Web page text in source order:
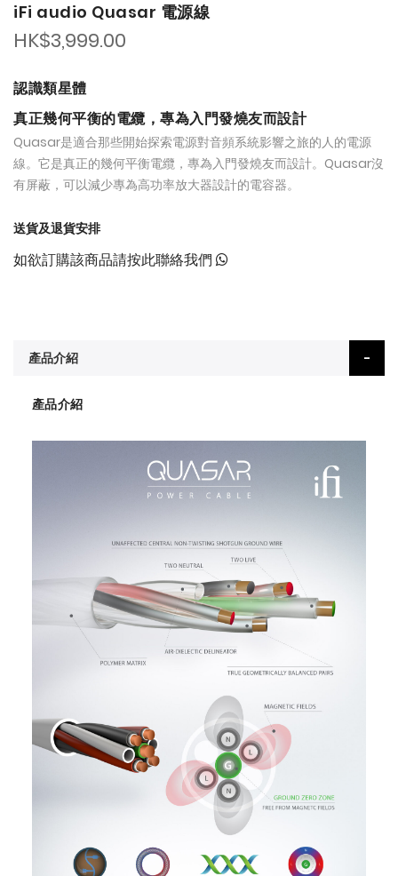
iFi audio Quasar 電源線
HK$3,999.00
認識類星體
真正幾何平衡的電纜，專為入門發燒友而設計
Quasar是適合那些開始探索電源對音頻系統影響之旅的人的電源
線。它是真正的幾何平衡電纜，專為入門發燒友而設計。Quasar沒
有屏蔽，可以減少專為高功率放大器設計的電容器。
送貨及退貨安排
如欲訂購該商品請按此聯絡我們
產品介紹
產品介紹